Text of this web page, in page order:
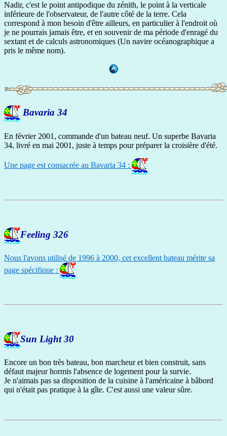
Nadir, c'est le point antipodique du zénith, le point à la verticale
inférieure de l'observateur, de l'autre côté de la terre. Cela
correspond à mon besoin d'être ailleurs, en particulier à l'endroit où
je ne pourrais jamais être, et en souvenir de ma période d'enragé du
sextant et de calculs astronomiques (Un navire océanographique a
pris le même nom).
Bavaria 34
En février 2001, commande d'un bateau neuf. Un superbe Bavaria
34, livré en mai 2001, juste à temps pour préparer la croisière d'été.
Une page est consacrée au Bavaria 34 :
Feeling 326
Nous l'avons utilisé de 1996 à 2000, cet excellent bateau mérite sa
page spécifique :
Sun Light 30
Encore un bon très bateau, bon marcheur et bien construit, sans
défaut majeur hormis l'absence de logement pour la survie.
Je n'aimais pas sa disposition de la cuisine à l'américaine à bâbord
qui n'était pas pratique à la gîte. C'est aussi une valeur sûre.